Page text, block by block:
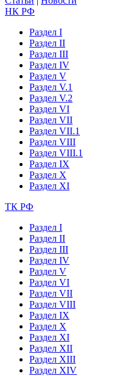
НК РФ
Раздел I
Раздел II
Раздел III
Раздел IV
Раздел V
Раздел V.1
Раздел V.2
Раздел VI
Раздел VII
Раздел VII.1
Раздел VIII
Раздел VIII.1
Раздел IX
Раздел X
Раздел XI
ТК РФ
Раздел I
Раздел II
Раздел III
Раздел IV
Раздел V
Раздел VI
Раздел VII
Раздел VIII
Раздел IX
Раздел X
Раздел XI
Раздел XII
Раздел XIII
Раздел XIV